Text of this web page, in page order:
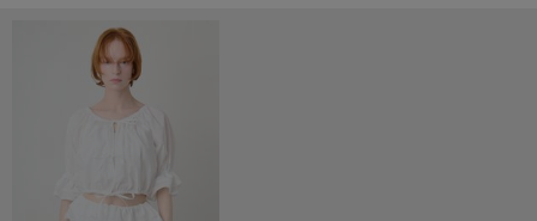
ミラオーウェン